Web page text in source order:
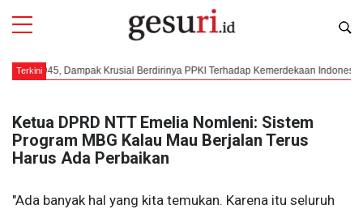
Terkini
Dampak Krusial Berdirinya PPKI Terhadap Kemerdekaan Indonesia
Ketua DPRD NTT Emelia Nomleni: Sistem
Program MBG Kalau Mau Berjalan Terus
Harus Ada Perbaikan
"Ada banyak hal yang kita temukan. Karena itu seluruh